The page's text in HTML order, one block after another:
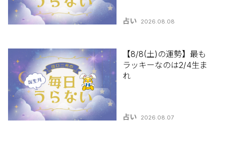
占い 2026.08.08
【8/8(土)の運勢】最も
ラッキーなのは2/4生ま
れ
占い 2026.08.07